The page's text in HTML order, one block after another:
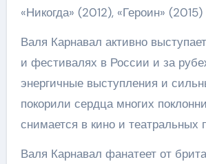
«Никогда» (2012), «Героин»
Валя Карнавал активно
и фестивалях в России и за
энергичные выступления и
покорили сердца многих
снимается в кино и театральных
Валя Карнавал фанатеет от